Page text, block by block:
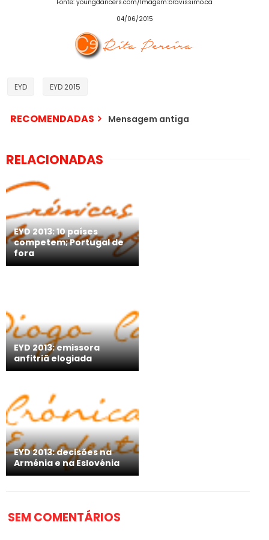
Fonte: youngdancers.com/Imagem:bravissimo.ca
04/06/2015
EYD EYD 2015
RECOMENDADAS Mensagem antiga
RELACIONADAS
EYD 2013: 10 países
competem; Portugal de
fora
EYD 2013: emissora
anfitriã elogiada
EYD 2013: decisões na
Arménia e na Eslovénia
SEM COMENTÁRIOS